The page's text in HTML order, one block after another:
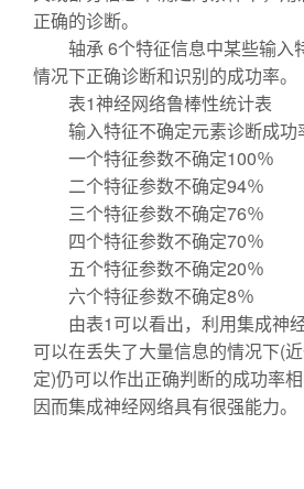
正确的诊断。
轴承 6个特征信息中某些输入
情况下正确诊断和识别的成功率。
表1神经网络鲁棒性统计表
输入特征不确定元素诊断成功
一个特征参数不确定100％
二个特征参数不确定94％
三个特征参数不确定76％
四个特征参数不确定70％
五个特征参数不确定20％
六个特征参数不确定8％
由表1可以看出，利用集成神
可以在丢失了大量信息的情况下(
定)仍可以作出正确判断的成功率
因而集成神经网络具有很强能力。